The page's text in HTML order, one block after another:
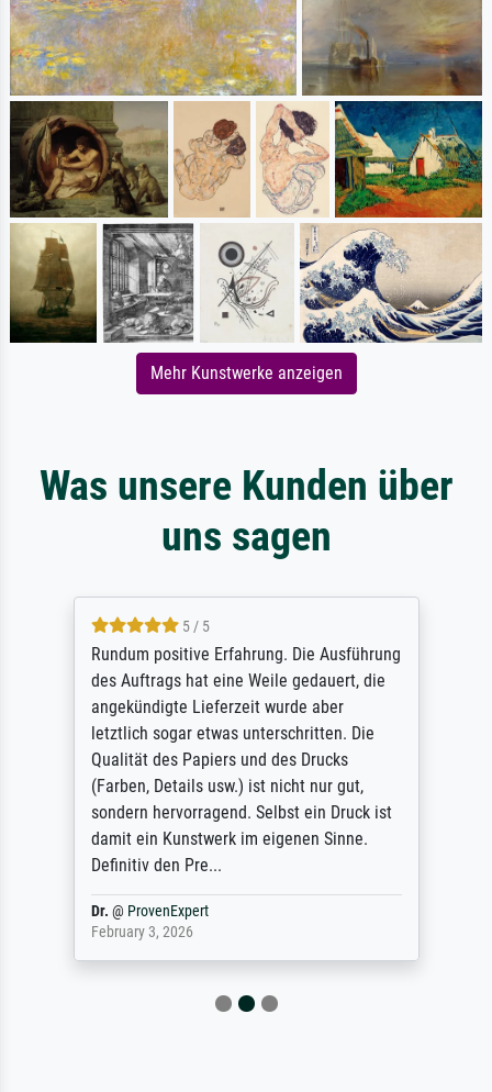
Mehr Kunstwerke anzeigen
Was unsere Kunden über
uns sagen
5 / 5
Rundum positive Erfahrung. Die Ausführung
des Auftrags hat eine Weile gedauert, die
angekündigte Lieferzeit wurde aber
letztlich sogar etwas unterschritten. Die
Qualität des Papiers und des Drucks
(Farben, Details usw.) ist nicht nur gut,
sondern hervorragend. Selbst ein Druck ist
damit ein Kunstwerk im eigenen Sinne.
Definitiv den Pre...
Dr. @ ProvenExpert
February 3, 2026